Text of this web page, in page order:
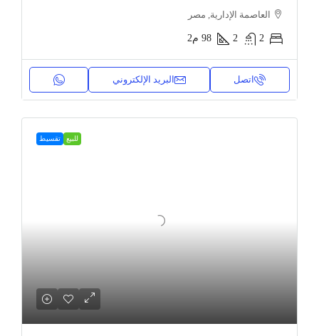
العاصمة الإدارية, مصر
2
2
98 م2
اتصل البريد الإلكتروني
للبيع تقسيط